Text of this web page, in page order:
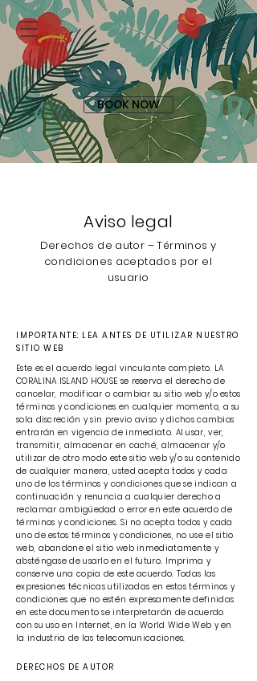
BOOK NOW
Aviso legal
Derechos de autor – Términos y
condiciones aceptados por el
usuario
IMPORTANTE: LEA ANTES DE UTILIZAR NUESTRO
SITIO WEB
Este es el acuerdo legal vinculante completo. LA
CORALINA ISLAND HOUSE se reserva el derecho de
cancelar, modificar o cambiar su sitio web y/o estos
términos y condiciones en cualquier momento, a su
sola discreción y sin previo aviso y dichos cambios
entrarán en vigencia de inmediato. Al usar, ver,
transmitir, almacenar en caché, almacenar y/o
utilizar de otro modo este sitio web y/o su contenido
de cualquier manera, usted acepta todos y cada
uno de los términos y condiciones que se indican a
continuación y renuncia a cualquier derecho a
reclamar ambigüedad o error en este acuerdo de
términos y condiciones. Si no acepta todos y cada
uno de estos términos y condiciones, no use el sitio
web, abandone el sitio web inmediatamente y
absténgase de usarlo en el futuro. Imprima y
conserve una copia de este acuerdo. Todas las
expresiones técnicas utilizadas en estos términos y
condiciones que no estén expresamente definidas
en este documento se interpretarán de acuerdo
con su uso en Internet, en la World Wide Web y en
la industria de las telecomunicaciones.
DERECHOS DE AUTOR